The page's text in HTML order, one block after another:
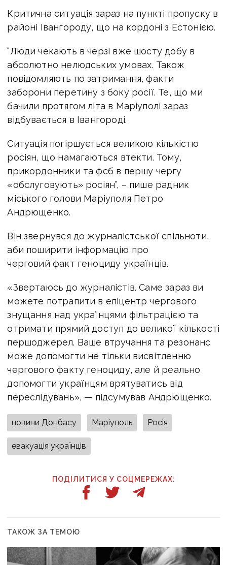
Критична ситуація зараз на пункті пропуску в
районі Івангороду, що на кордоні з Естонією.
“Люди чекають в черзі вже шосту добу в
абсолютно нелюдських умовах. Також
повідомляють по затримання, факти
заборони перетину з боку росії. Те, що ми
бачили протягом літа в Маріуполі зараз
відбувається в Івангороді.
Ситуація погіршується великою кількістю
росіян, що намагаються втекти. Тому,
прикордонники та фсб в першу чергу
«обслуговують» росіян”, – пише радник
міського голови Маріуполя Петро
Андрющенко.
Він звернувся до журналістської спільноти,
аби поширити інформацію про
черговий факт геноциду українців.
«Звертаюсь до журналістів. Саме зараз ви
можете потрапити в епіцентр чергового
знущання над українцями фільтрацією та
отримати прямий доступ до великої кількості
першоджерел. Ваше втручання та резонанс
може допомогти не тільки висвітленню
чергового факту геноциду, але й реально
допомогти українцям врятуватись від
переслідувань», — підсумував Андрющенко.
новини Донбасу Маріуполь Росія
евакуація українців
ПОДІЛИТИСЯ У СОЦМЕРЕЖАХ:
ТАКОЖ ЗА ТЕМОЮ